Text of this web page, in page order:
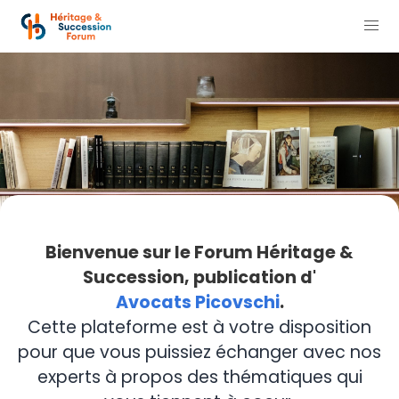
Bienvenue sur le Forum Héritage &
Succession, publication d'
Avocats Picovschi.
Cette plateforme est à votre disposition
pour que vous puissiez échanger avec nos
experts à propos des thématiques qui